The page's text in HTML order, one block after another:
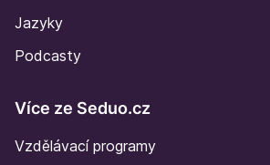
Jazyky
Podcasty
Více ze Seduo.cz
Vzdělávací programy